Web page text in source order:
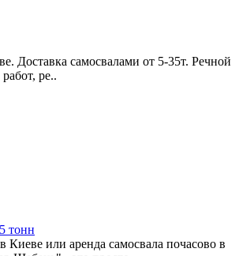
Доставка самосвалами от 5-35т. Речной
ре..
тонн
Киеве или аренда самосвала почасово в